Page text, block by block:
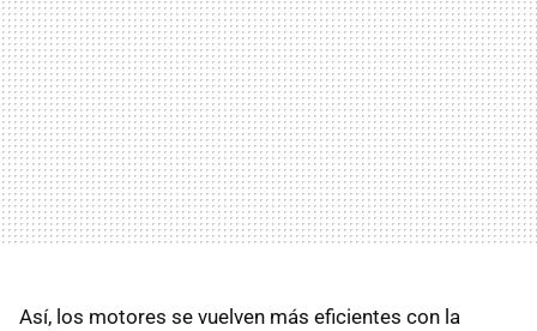
Así, los motores se vuelven más eficientes con la